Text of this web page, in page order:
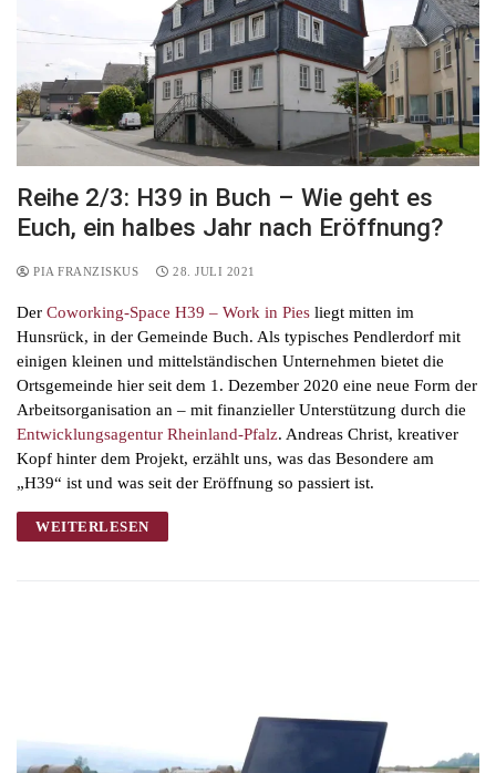
Reihe 2/3: H39 in Buch – Wie geht es
Euch, ein halbes Jahr nach Eröffnung?
PIA FRANZISKUS 28. JULI 2021
Der Coworking-Space H39 – Work in Pies liegt mitten im
Hunsrück, in der Gemeinde Buch. Als typisches Pendlerdorf mit
einigen kleinen und mittelständischen Unternehmen bietet die
Ortsgemeinde hier seit dem 1. Dezember 2020 eine neue Form der
Arbeitsorganisation an – mit finanzieller Unterstützung durch die
Entwicklungsagentur Rheinland-Pfalz. Andreas Christ, kreativer
Kopf hinter dem Projekt, erzählt uns, was das Besondere am
„H39“ ist und was seit der Eröffnung so passiert ist.
WEITERLESEN